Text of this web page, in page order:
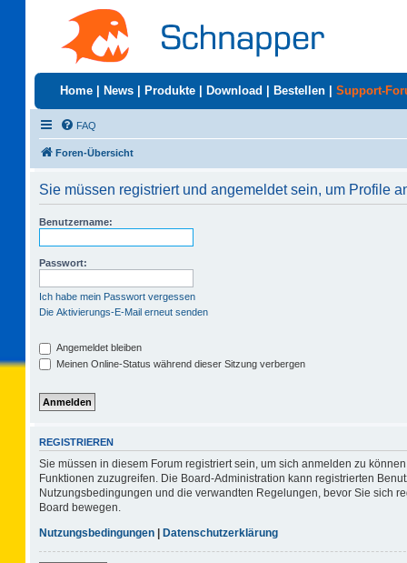
Home News Produkte Download Bestellen Support-
FAQ
Foren-Übersicht
Sie müssen registriert und angemeldet sein, um Profile
Benutzername:
Passwort:
Ich habe mein Passwort vergessen
Die Aktivierungs-E-Mail erneut senden
Angemeldet bleiben
Meinen Online-Status während dieser Sitzung verbergen
REGISTRIEREN
Sie müssen in diesem Forum registriert sein, um sich anmelden zu
Funktionen zuzugreifen. Die Board-Administration kann registrierten
Nutzungsbedingungen und die verwandten Regelungen, bevor Sie sich
Board bewegen.
Nutzungsbedingungen | Datenschutzerklärung